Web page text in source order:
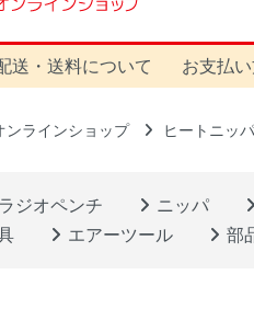
送・送料について お支払
ンラインショップ ヒートニッパ
ラジオペンチ
ニッパ
エアーツール 部